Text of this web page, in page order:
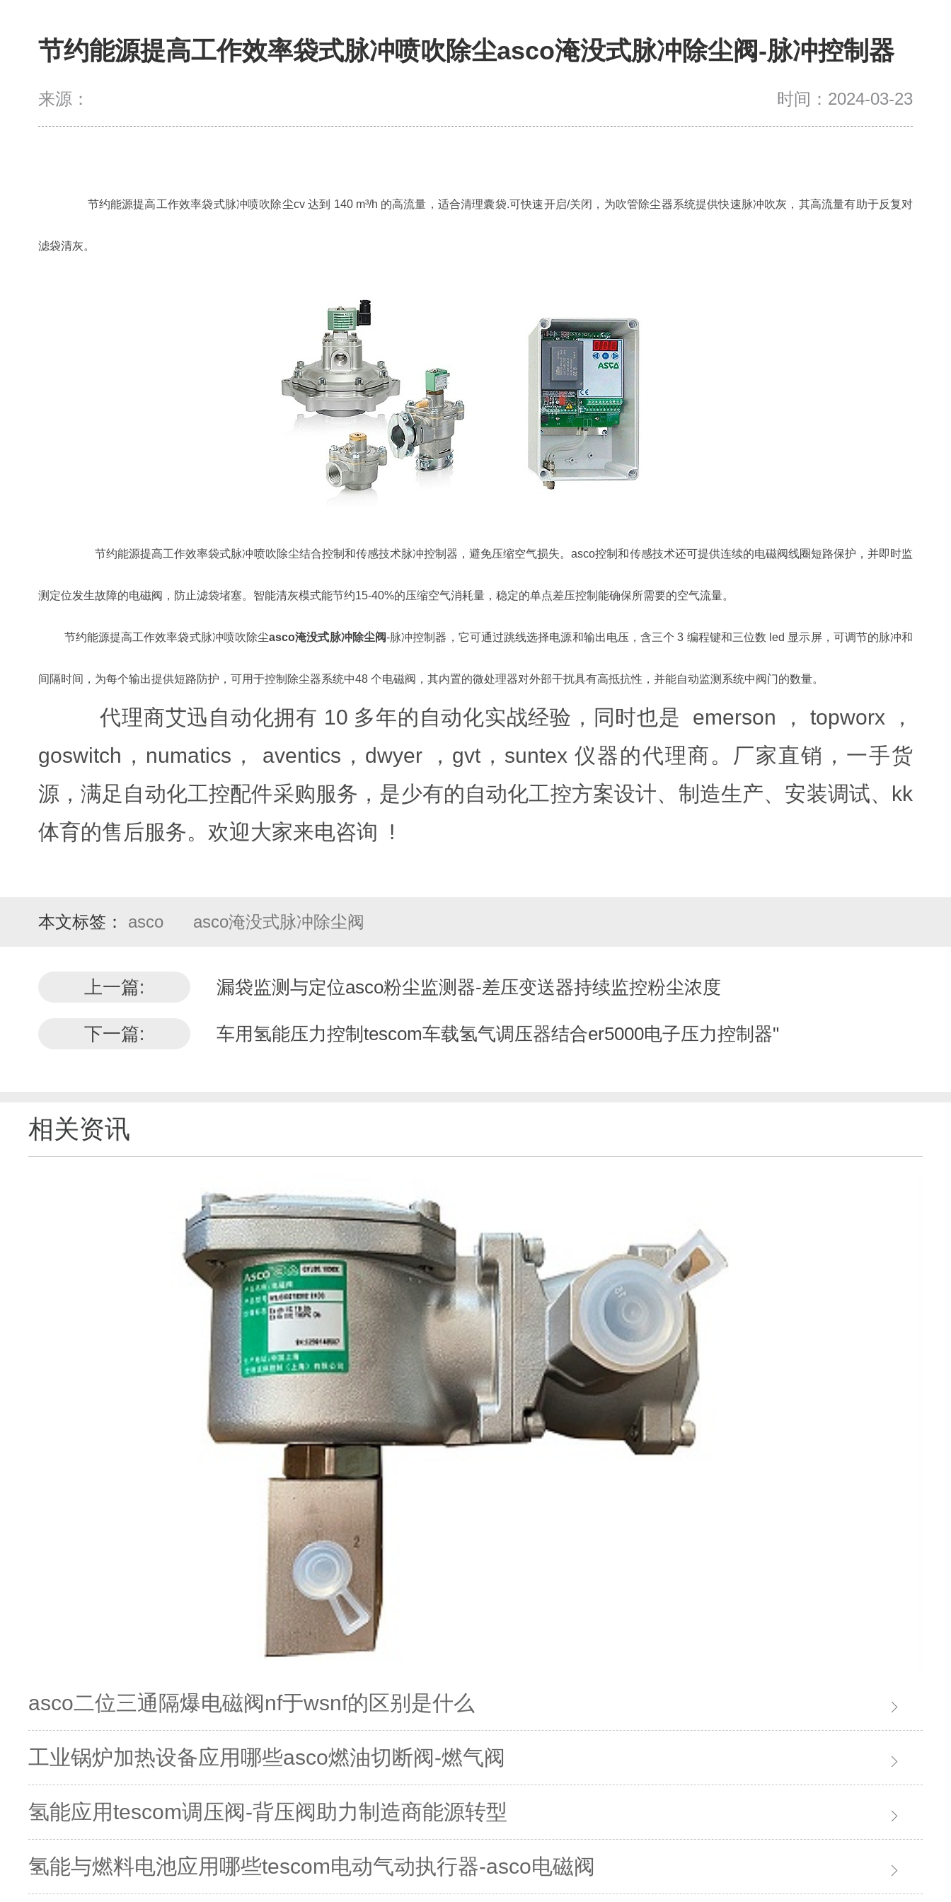
节约能源提高工作效率袋式脉冲喷吹除尘asco淹没式脉冲除尘阀-脉冲控制器
来源： 时间：2024-03-23
节约能源提高工作效率袋式脉冲喷吹除尘cv 达到 140 m³/h 的高流量，适合清理囊袋.可快速开启/关闭，为吹管除尘器系统提供快速脉冲吹灰，其高流量有助于反复对
滤袋清灰。
节约能源提高工作效率袋式脉冲喷吹除尘结合控制和传感技术脉冲控制器，避免压缩空气损失。asco控制和传感技术还可提供连续的电磁阀线圈短路保护，并即时监
测定位发生故障的电磁阀，防止滤袋堵塞。智能清灰模式能节约15-40%的压缩空气消耗量，稳定的单点差压控制能确保所需要的空气流量。
节约能源提高工作效率袋式脉冲喷吹除尘asco淹没式脉冲除尘阀-脉冲控制器，它可通过跳线选择电源和输出电压，含三个 3 编程键和三位数 led 显示屏，可调节的脉冲和
间隔时间，为每个输出提供短路防护，可用于控制除尘器系统中48 个电磁阀，其内置的微处理器对外部干扰具有高抵抗性，并能自动监测系统中阀门的数量。
代理商艾迅自动化拥有 10 多年的自动化实战经验，同时也是 emerson ， topworx ，
goswitch，numatics， aventics，dwyer ，gvt，suntex 仪器的代理商。厂家直销，一手货
源，满足自动化工控配件采购服务，是少有的自动化工控方案设计、制造生产、安装调试、kk
体育的售后服务。欢迎大家来电咨询 !
本文标签： asco asco淹没式脉冲除尘阀
上一篇: 漏袋监测与定位asco粉尘监测器-差压变送器持续监控粉尘浓度
下一篇: 车用氢能压力控制tescom车载氢气调压器结合er5000电子压力控制器"
相关资讯
asco二位三通隔爆电磁阀nf于wsnf的区别是什么
工业锅炉加热设备应用哪些asco燃油切断阀-燃气阀
氢能应用tescom调压阀-背压阀助力制造商能源转型
氢能与燃料电池应用哪些tescom电动气动执行器-asco电磁阀